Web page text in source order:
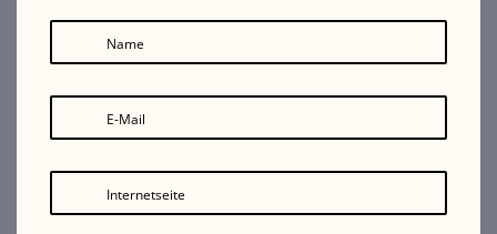
Name
E-Mail
Internetseite